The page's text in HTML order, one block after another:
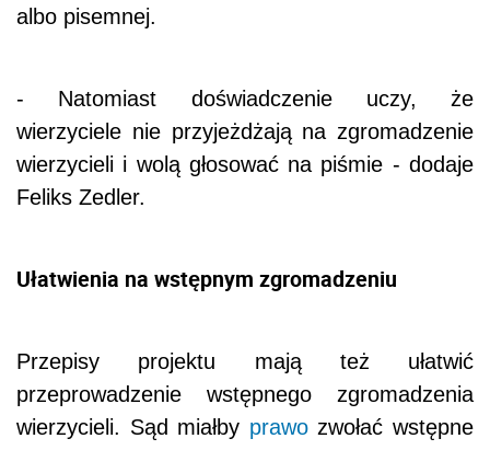
albo pisemnej.
- Natomiast doświadczenie uczy, że
wierzyciele nie przyjeżdżają na zgromadzenie
wierzycieli i wolą głosować na piśmie - dodaje
Feliks Zedler.
Ułatwienia na wstępnym zgromadzeniu
Przepisy projektu mają też ułatwić
przeprowadzenie wstępnego zgromadzenia
wierzycieli. Sąd miałby prawozwołać wstępne